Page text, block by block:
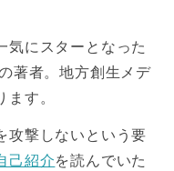
気にスターとなった
著者。地方創生メデ
す。
攻撃しないという要
己紹介を読んでいた